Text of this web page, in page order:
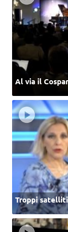
Al via il
Troppi satelliti